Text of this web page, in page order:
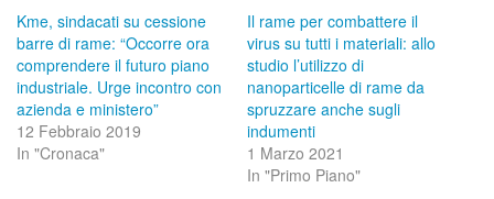
Kme, sindacati su cessione
barre di rame: “Occorre ora
comprendere il futuro piano
industriale. Urge incontro con
azienda e ministero”
12 Febbraio 2019
In "Cronaca"
Il rame per combattere il
virus su tutti i materiali: allo
studio l’utilizzo di
nanoparticelle di rame da
spruzzare anche sugli
indumenti
1 Marzo 2021
In "Primo Piano"